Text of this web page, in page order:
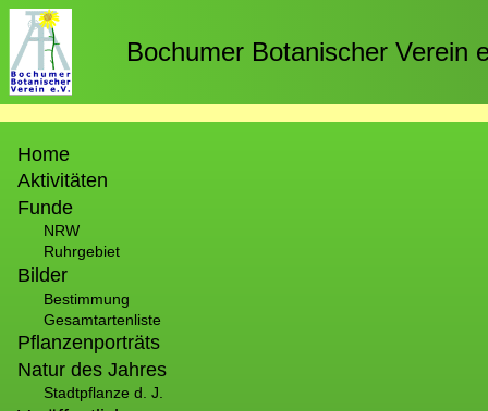
Direkt
zum
Inhalt
Bochumer Botanischer Verein
Home
Aktivitäten
Funde
NRW
Ruhrgebiet
Bilder
Bestimmung
Gesamtartenliste
Pflanzenporträts
Natur des Jahres
Stadtpflanze d. J.